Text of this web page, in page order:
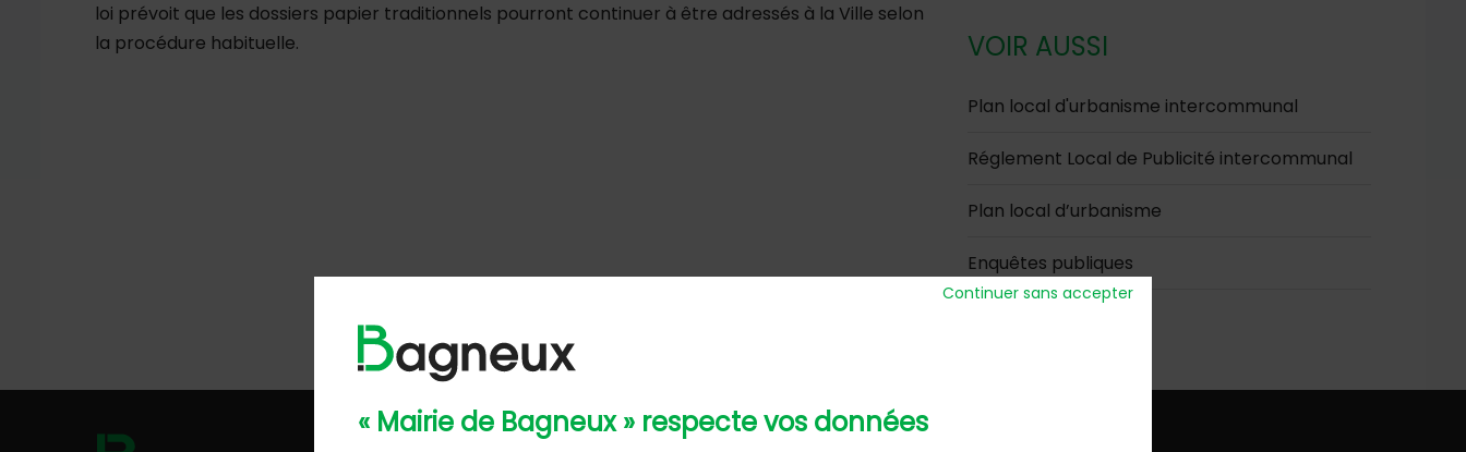
« Mairie de Bagneux » respecte vos données
Continuer sans accepter
loi prévoit que les dossiers papier traditionnels pourront continuer à être adressés à la Ville selon
la procédure habituelle.
VOIR AUSSI
Plan local d'urbanisme intercommunal
Réglement Local de Publicité intercommunal
Plan local d’urbanisme
Enquêtes publiques